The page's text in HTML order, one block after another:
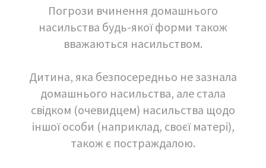
Погрози вчинення домашнього
насильства будь-якої форми також
вважаються насильством.
Дитина, яка безпосередньо не зазнала
домашнього насильства, але стала
свідком (очевидцем) насильства щодо
іншої особи (наприклад, своєї матері),
також є постраждалою.